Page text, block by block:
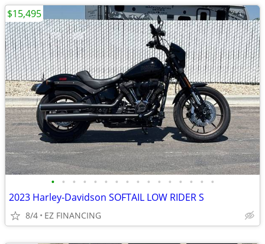
• • • • • • • • • • • • • • • •
2023 Harley-Davidson SOFTAIL LOW RIDER S
8/4 EZ FINANCING
$15,495